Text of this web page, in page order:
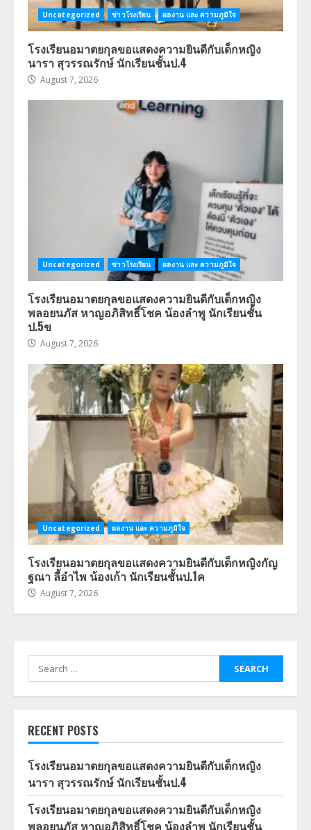
Uncategorized ข่าวโรงเรียน ผลงาน และ ความภูมิใจ
โรงเรียนอมาตยกุลขอแสดงความยินดีกับเด็กหญิง
นารา สุวรรณรักษ์ นักเรียนชั้นป.4
August 7, 2026
Uncategorized ข่าวโรงเรียน ผลงาน และ ความภูมิใจ
โรงเรียนอมาตยกุลขอแสดงความยินดีกับเด็กหญิง
พลอยนภัส หาญอภิสิทธิ์โชค น้องลำพู นักเรียนชั้น
ป.5ข
August 7, 2026
Uncategorized ผลงาน และ ความภูมิใจ
โรงเรียนอมาตยกุลขอแสดงความยินดีกับเด็กหญิงกัญ
ฐณา ลี้อำไพ น้องเก้า นักเรียนชั้นป.1ค
August 7, 2026
Search
for:
RECENT POSTS
โรงเรียนอมาตยกุลขอแสดงความยินดีกับเด็กหญิง
นารา สุวรรณรักษ์ นักเรียนชั้นป.4
โรงเรียนอมาตยกุลขอแสดงความยินดีกับเด็กหญิง
พลอยนภัส หาญอภิสิทธิ์โชค น้องลำพู นักเรียนชั้น